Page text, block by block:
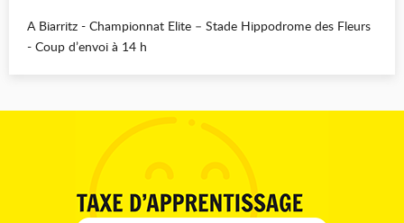
A Biarritz - Championnat Elite – Stade Hippodrome des Fleurs
- Coup d’envoi à 14 h